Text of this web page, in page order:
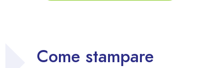
Come stampare